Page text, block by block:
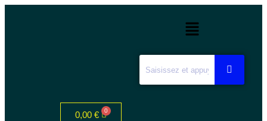
0,00 €